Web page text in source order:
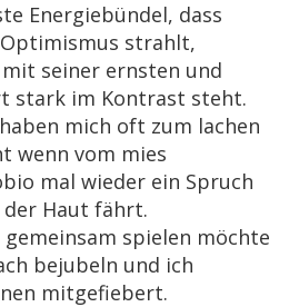
Energiebündel, dass
strahlt,
seiner ernsten und
stark im Kontrast steht.
mich oft zum lachen
wenn vom mies
mal wieder ein Spruch
der Haut fährt.
spielen möchte
bejubeln und ich
mitgefiebert.